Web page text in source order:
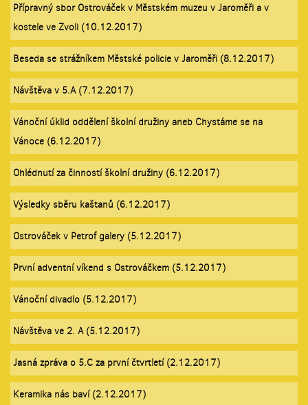
Přípravný sbor Ostrováček v Městském muzeu v Jaroměři a v
kostele ve Zvoli (10.12.2017)
Beseda se strážníkem Městské policie v Jaroměři (8.12.2017)
Návštěva v 5.A (7.12.2017)
Vánoční úklid oddělení školní družiny aneb Chystáme se na
Vánoce (6.12.2017)
Ohlédnutí za činností školní družiny (6.12.2017)
Výsledky sběru kaštanů (6.12.2017)
Ostrováček v Petrof galery (5.12.2017)
První adventní víkend s Ostrováčkem (5.12.2017)
Vánoční divadlo (5.12.2017)
Návštěva ve 2. A (5.12.2017)
Jasná zpráva o 5.C za první čtvrtletí (2.12.2017)
Keramika nás baví (2.12.2017)